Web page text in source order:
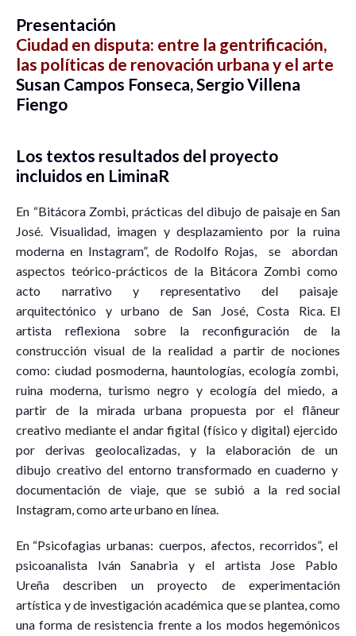
Presentación
Ciudad en disputa: entre la gentrificación,
las políticas de renovación urbana y el arte
Susan Campos Fonseca, Sergio Villena
Fiengo
Los textos resultados del proyecto
incluidos en LiminaR
En “Bitácora Zombi, prácticas del dibujo de paisaje en San
José. Visualidad, imagen y desplazamiento por la ruina
moderna en Instagram”, de Rodolfo Rojas, se abordan
aspectos teórico-prácticos de la Bitácora Zombi como
acto narrativo y representativo del paisaje
arquitectónico y urbano de San José, Costa Rica. El
artista reflexiona sobre la reconfiguración de la
construcción visual de la realidad a partir de nociones
como: ciudad posmoderna, hauntologías, ecología zombi,
ruina moderna, turismo negro y ecología del miedo, a
partir de la mirada urbana propuesta por el flâneur
creativo mediante el andar figital (físico y digital) ejercido
por derivas geolocalizadas, y la elaboración de un
dibujo creativo del entorno transformado en cuaderno y
documentación de viaje, que se subió a la red social
Instagram, como arte urbano en línea.
En “Psicofagias urbanas: cuerpos, afectos, recorridos”, el
psicoanalista Iván Sanabria y el artista Jose Pablo
Ureña describen un proyecto de experimentación
artística y de investigación académica que se plantea, como
una forma de resistencia frente a los modos hegemónicos